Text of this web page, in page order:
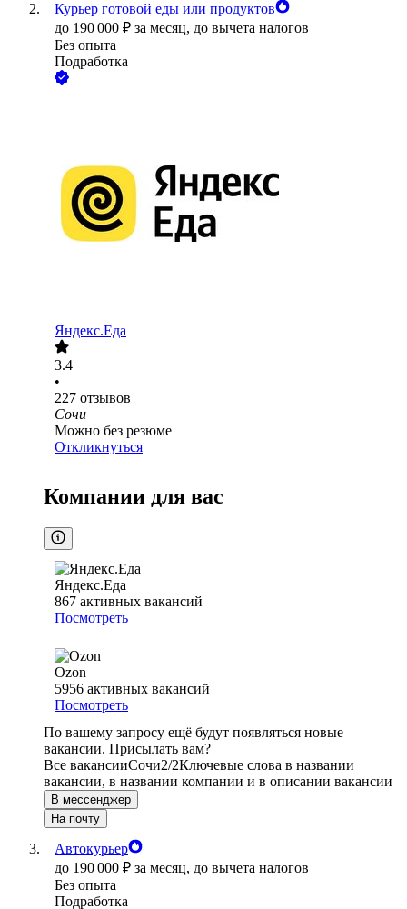
Курьер готовой еды или продуктов
до 190 000 ₽ за месяц, до вычета налогов
Без опыта
Подработка
Яндекс.Еда
3.4
•
227 отзывов
Сочи
Можно без резюме
Откликнуться
Компании для вас
Яндекс.Еда
867 активных вакансий
Посмотреть
Ozon
5956 активных вакансий
Посмотреть
По вашему запросу ещё будут появляться новые
вакансии. Присылать вам?
Все вакансииСочи2/2Ключевые слова в названии
вакансии, в названии компании и в описании вакансии
В мессенджер
На почту
Автокурьер
до 190 000 ₽ за месяц, до вычета налогов
Без опыта
Подработка